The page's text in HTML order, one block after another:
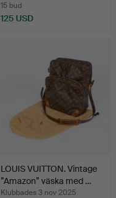
15 bud
125 USD
LOUIS VUITTON. Vintage
”Amazon” väska med …
Klubbades 3 nov 2025